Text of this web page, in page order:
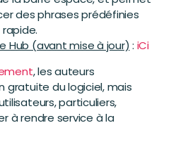
des phrases prédéfinies
Hub (avant mise à jour) : iCi
, les auteurs
gratuite du logiciel, mais
particuliers,
à rendre service à la